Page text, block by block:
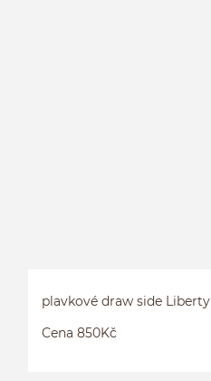
plavkové draw side Liberty
Cena 850Kč